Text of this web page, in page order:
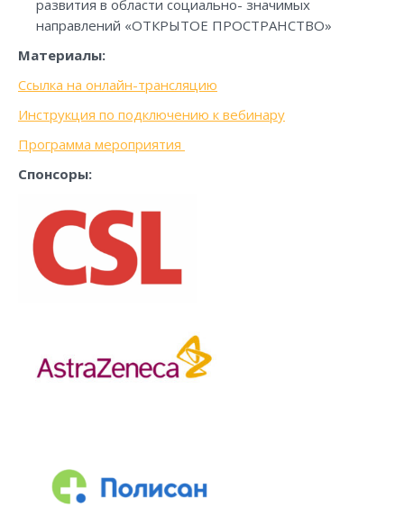
развития в области социально- значимых
направлений «ОТКРЫТОЕ ПРОСТРАНСТВО»
Материалы:
Ссылка на онлайн-трансляцию
Инструкция по подключению к вебинару
Программа мероприятия
Спонсоры: